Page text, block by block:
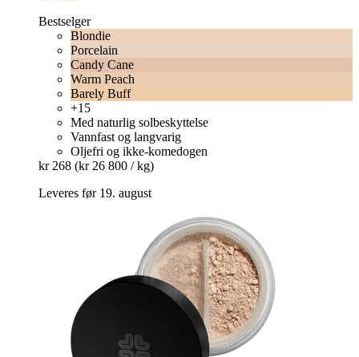
Bestselger
Blondie
Porcelain
Candy Cane
Warm Peach
Barely Buff
+15
Med naturlig solbeskyttelse
Vannfast og langvarig
Oljefri og ikke-komedogen
kr 268 (kr 26 800 / kg)
Leveres før 19. august